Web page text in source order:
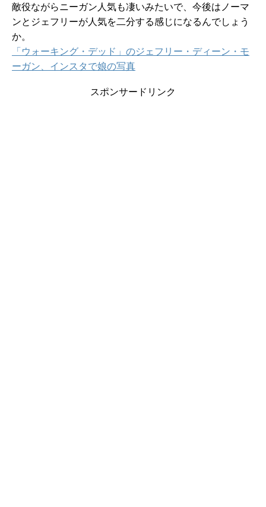
敵役ながらニーガン人気も凄いみたいで、今後はノーマ
ンとジェフリーが人気を二分する感じになるんでしょう
か。
「ウォーキング・デッド」のジェフリー・ディーン・モ
ーガン、インスタで娘の写真
スポンサードリンク